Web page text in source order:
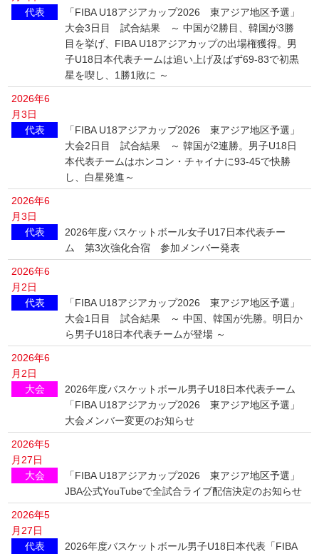
代表
「FIBA U18アジアカップ2026 東アジア地区予選」
大会3日目 試合結果 ～ 中国が2勝目、韓国が3勝
目を挙げ、FIBA U18アジアカップの出場権獲得。男
子U18日本代表チームは追い上げ及ばず69-83で初黒
星を喫し、1勝1敗に ～
2026年6
月3日
代表
「FIBA U18アジアカップ2026 東アジア地区予選」
大会2日目 試合結果 ～ 韓国が2連勝。男子U18日
本代表チームはホンコン・チャイナに93-45で快勝
し、白星発進～
2026年6
月3日
代表
2026年度バスケットボール女子U17日本代表チー
ム 第3次強化合宿 参加メンバー発表
2026年6
月2日
代表
「FIBA U18アジアカップ2026 東アジア地区予選」
大会1日目 試合結果 ～ 中国、韓国が先勝。明日か
ら男子U18日本代表チームが登場 ～
2026年6
月2日
大会
2026年度バスケットボール男子U18日本代表チーム
「FIBA U18アジアカップ2026 東アジア地区予選」
大会メンバー変更のお知らせ
2026年5
月27日
大会
「FIBA U18アジアカップ2026 東アジア地区予選」
JBA公式YouTubeで全試合ライブ配信決定のお知らせ
2026年5
月27日
代表
2026年度バスケットボール男子U18日本代表「FIBA